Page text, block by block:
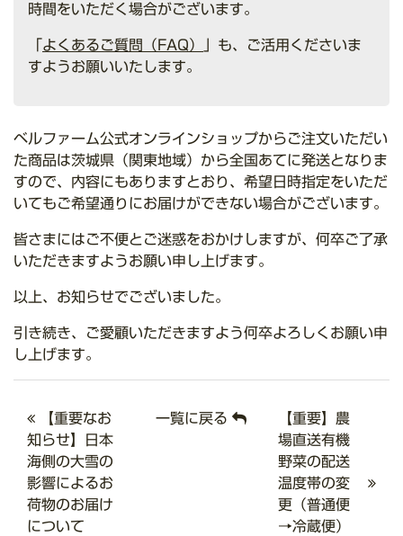
時間をいただく場合がございます。
「よくあるご質問（FAQ）
」も、ご活用くださいま
すようお願いいたします。
ベルファーム公式オンラインショップからご注文いただい
た商品は茨城県（関東地域）から全国あてに発送となりま
すので、内容にもありますとおり、希望日時指定をいただ
いてもご希望通りにお届けができない場合がございます。
皆さまにはご不便とご迷惑をおかけしますが、何卒ご了承
いただきますようお願い申し上げます。
以上、お知らせでございました。
引き続き、ご愛顧いただきますよう何卒よろしくお願い申
し上げます。
【重要なお
知らせ】日本
海側の大雪の
影響によるお
荷物のお届け
について
一覧に戻る
【重要】農
場直送有機
野菜の配送
温度帯の変
更（普通便
→冷蔵便）